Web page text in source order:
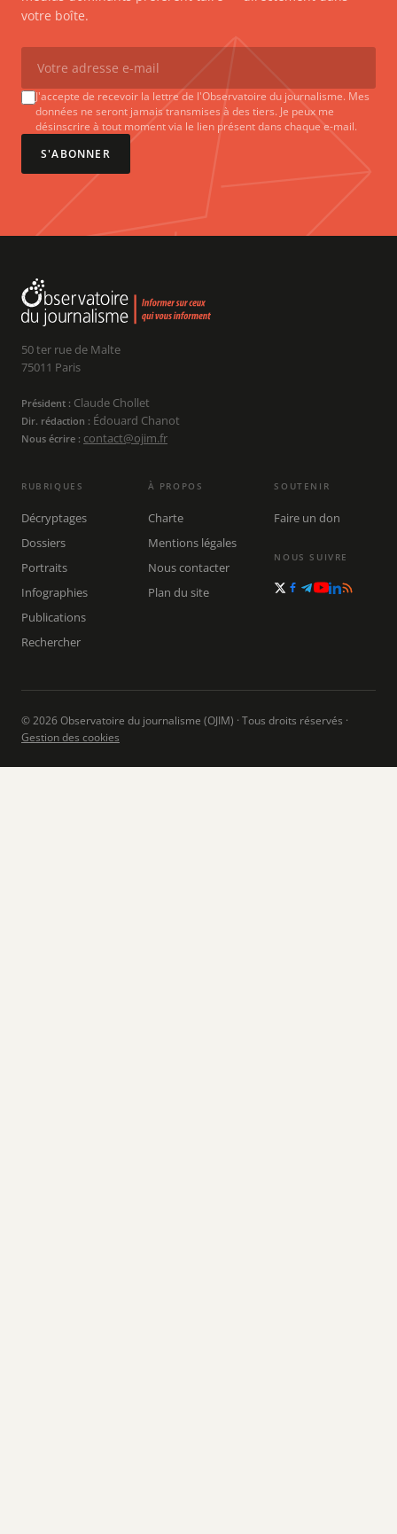
votre boîte.
J'accepte de recevoir la lettre de l'Observatoire du journalisme. Mes
données ne seront jamais transmises à des tiers. Je peux me
désinscrire à tout moment via le lien présent dans chaque e-mail.
S'ABONNER
50 ter rue de Malte
75011 Paris
Président : Claude Chollet
Dir. rédaction : Édouard Chanot
Nous écrire : contact@ojim.fr
RUBRIQUES
Décryptages
Dossiers
Portraits
Infographies
Publications
Rechercher
À PROPOS
Charte
Mentions légales
Nous contacter
Plan du site
SOUTENIR
Faire un don
NOUS SUIVRE
© 2026 Observatoire du journalisme (OJIM) · Tous droits réservés ·
Gestion des cookies